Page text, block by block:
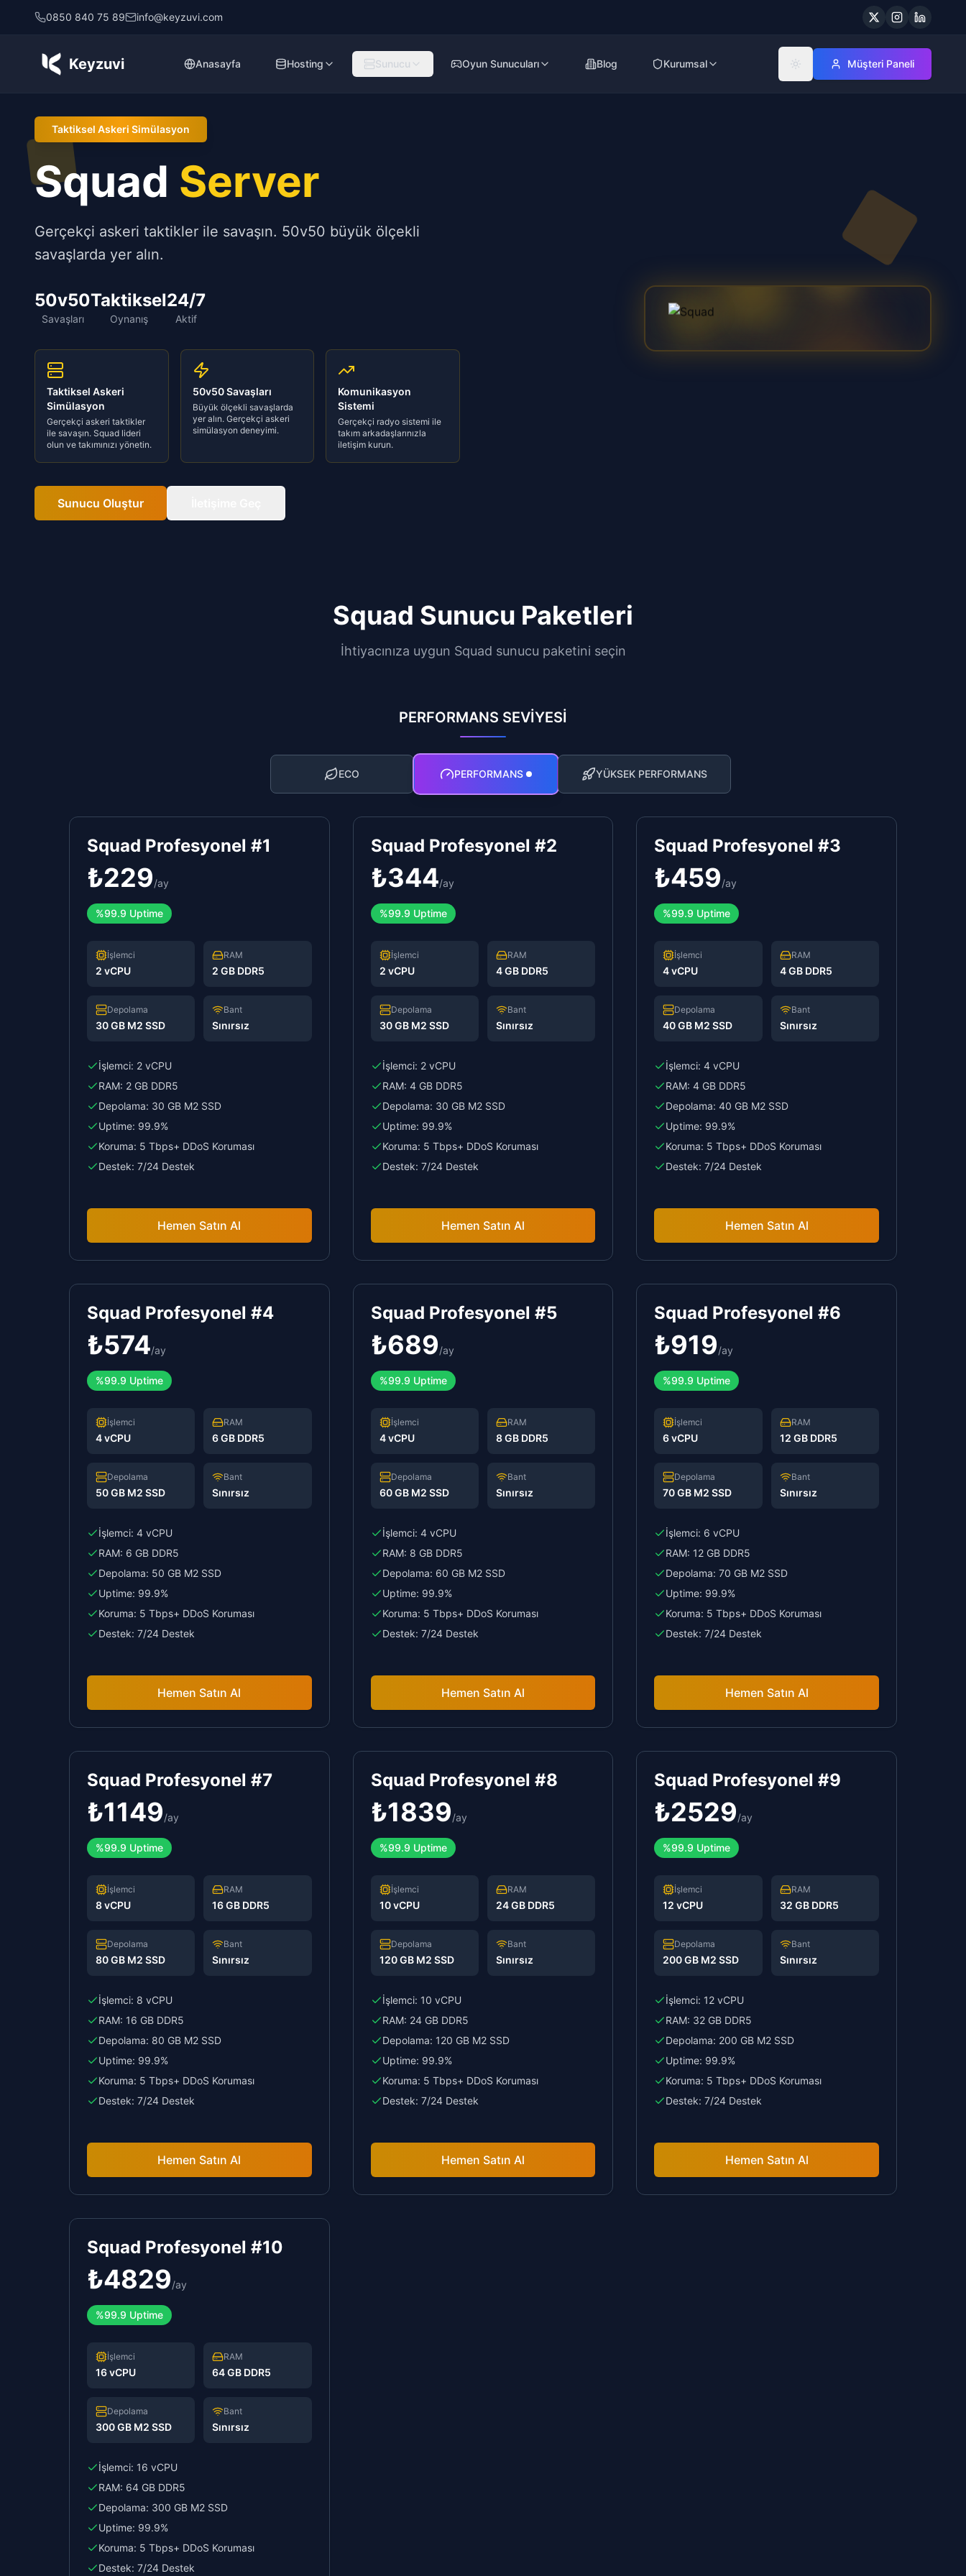
0850 840 75 89 info@keyzuvi.com
Keyzuvi Anasayfa Hosting Sunucu Oyun Sunucuları Blog Kurumsal Müşteri Paneli
Taktiksel Askeri Simülasyon
Squad Server
Gerçekçi askeri taktikler ile savaşın. 50v50 büyük ölçekli
savaşlarda yer alın.
50v50
Savaşları
Taktiksel
Oynanış
24/7
Aktif
Taktiksel Askeri
Simülasyon
Gerçekçi askeri taktikler
ile savaşın. Squad lideri
olun ve takımınızı yönetin.
50v50 Savaşları
Büyük ölçekli savaşlarda
yer alın. Gerçekçi askeri
simülasyon deneyimi.
Komunikasyon
Sistemi
Gerçekçi radyo sistemi ile
takım arkadaşlarınızla
iletişim kurun.
Sunucu Oluştur
Squad Sunucu Paketleri
İhtiyacınıza uygun Squad sunucu paketini seçin
PERFORMANS SEVİYESİ
ECO PERFORMANS YÜKSEK PERFORMANS
Squad Profesyonel #1
₺229/ay
%99.9 Uptime
İşlemci
2 vCPU
RAM
2 GB DDR5
Depolama
30 GB M2 SSD
Bant
Sınırsız
İşlemci: 2 vCPU
RAM: 2 GB DDR5
Depolama: 30 GB M2 SSD
Uptime: 99.9%
Koruma: 5 Tbps+ DDoS Koruması
Destek: 7/24 Destek
Hemen Satın Al
Squad Profesyonel #2
₺344/ay
%99.9 Uptime
İşlemci
2 vCPU
RAM
4 GB DDR5
Depolama
30 GB M2 SSD
Bant
Sınırsız
İşlemci: 2 vCPU
RAM: 4 GB DDR5
Depolama: 30 GB M2 SSD
Uptime: 99.9%
Koruma: 5 Tbps+ DDoS Koruması
Destek: 7/24 Destek
Hemen Satın Al
Squad Profesyonel #3
₺459/ay
%99.9 Uptime
İşlemci
4 vCPU
RAM
4 GB DDR5
Depolama
40 GB M2 SSD
Bant
Sınırsız
İşlemci:4 vCPU
RAM:4 GB DDR5
Depolama:40 GB M2 SSD
Uptime: 99.9%
Koruma: 5 Tbps+ DDoS Koruması
Destek:7/24 Destek
Hemen Satın Al
Squad Profesyonel #4
₺574/ay
%99.9 Uptime
İşlemci
4 vCPU
RAM
6 GB DDR5
Depolama
50 GB M2 SSD
Bant
Sınırsız
İşlemci: 4 vCPU
RAM: 6 GB DDR5
Depolama: 50 GB M2 SSD
Uptime: 99.9%
Koruma: 5 Tbps+ DDoS Koruması
Destek: 7/24 Destek
Hemen Satın Al
Squad Profesyonel #5
₺689/ay
%99.9 Uptime
İşlemci
4 vCPU
RAM
8 GB DDR5
Depolama
60 GB M2 SSD
Bant
Sınırsız
İşlemci: 4 vCPU
RAM: 8 GB DDR5
Depolama: 60 GB M2 SSD
Uptime: 99.9%
Koruma: 5 Tbps+ DDoS Koruması
Destek: 7/24 Destek
Hemen Satın Al
Squad Profesyonel #6
₺919/ay
%99.9 Uptime
İşlemci
6 vCPU
RAM
12 GB DDR5
Depolama
70 GB M2 SSD
Bant
Sınırsız
İşlemci: 6 vCPU
RAM: 12 GB DDR5
Depolama:70 GB M2 SSD
Uptime: 99.9%
Koruma: 5 Tbps+ DDoS Koruması
Destek:7/24 Destek
Hemen Satın Al
Squad Profesyonel #7
₺1149/ay
%99.9 Uptime
İşlemci
8 vCPU
RAM
16 GB DDR5
Depolama
80 GB M2 SSD
Bant
Sınırsız
İşlemci: 8 vCPU
RAM: 16 GB DDR5
Depolama: 80 GB M2 SSD
Uptime: 99.9%
Koruma: 5 Tbps+ DDoS Koruması
Destek: 7/24 Destek
Hemen Satın Al
Squad Profesyonel #8
₺1839/ay
%99.9 Uptime
İşlemci
10 vCPU
RAM
24 GB DDR5
Depolama
120 GB M2 SSD
Bant
Sınırsız
İşlemci: 10 vCPU
RAM: 24 GB DDR5
Depolama: 120 GB M2 SSD
Uptime: 99.9%
Koruma: 5 Tbps+ DDoS Koruması
Destek: 7/24 Destek
Hemen Satın Al
Squad Profesyonel #9
₺2529/ay
%99.9 Uptime
İşlemci
12 vCPU
RAM
32 GB DDR5
Depolama
200 GB M2 SSD
Bant
Sınırsız
İşlemci: 12 vCPU
RAM: 32 GB DDR5
Depolama: 200 GB M2 SSD
Uptime: 99.9%
Koruma: 5 Tbps+ DDoS Koruması
Destek:7/24 Destek
Hemen Satın Al
Squad Profesyonel #10
₺4829/ay
%99.9 Uptime
İşlemci
16 vCPU
RAM
64 GB DDR5
Depolama
300 GB M2 SSD
Bant
Sınırsız
İşlemci: 16 vCPU
RAM: 64 GB DDR5
Depolama: 300 GB M2 SSD
Uptime: 99.9%
Koruma: 5 Tbps+ DDoS Koruması
Destek: 7/24 Destek